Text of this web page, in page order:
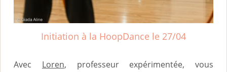
Initiation à la HoopDance le 27/04
Avec Loren, professeur expérimentée, vous